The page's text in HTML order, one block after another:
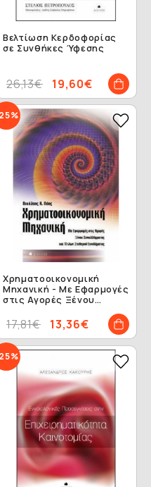
Βελτίωση Κερδοφορίας
σε Συνθήκες Ύφεσης
19,60€
26,13€
Χρηματοοικονομική
Μηχανική - Με Εφαρμογές
στις Αγορές Ξένου
Τίτλων Σταθερού
Εισοδήματος13,36€
17,81€